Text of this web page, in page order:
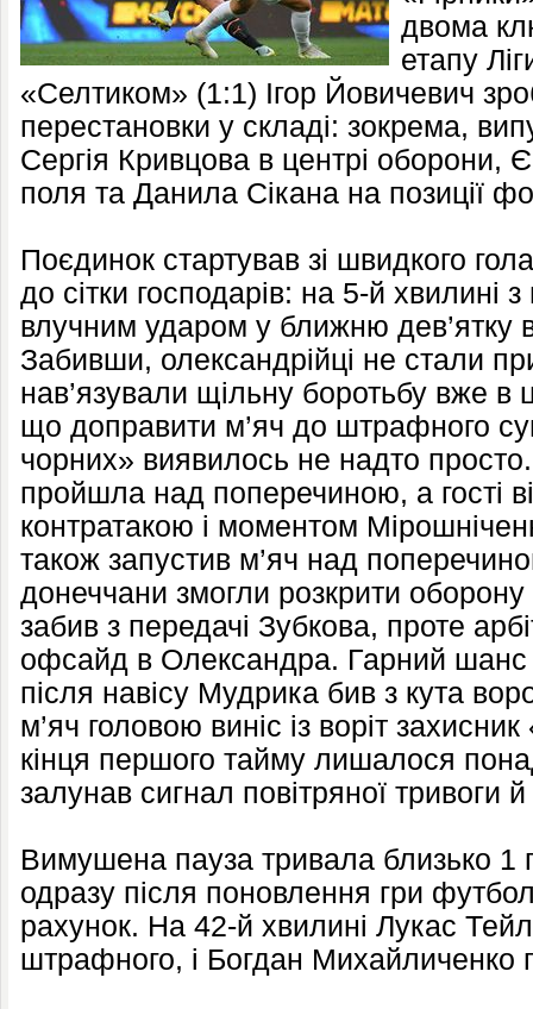
двома
етапу
«Селтиком» (1:1) Ігор Йовичевич
перестановки у складі: зокрема,
Сергія Кривцова в центрі оборони,
поля та Данила Сікана на позиції
Поєдинок стартував зі швидкого
до сітки господарів: на 5-й хвилині
влучним ударом у ближню дев’ятку
Забивши, олександрійці не стали
нав’язували щільну боротьбу вже в
що доправити м’яч до штрафного
чорних» виявилось не надто
пройшла над поперечиною, а гості
контратакою і моментом
також запустив м’яч над
донеччани змогли розкрити оборону
забив з передачі Зубкова, проте
офсайд в Олександра. Гарний шанс
після навісу Мудрика бив з кута
м’яч головою виніс із воріт
кінця першого тайму лишалося
залунав сигнал повітряної тривоги
Вимушена пауза тривала близько 1
одразу після поновлення гри
рахунок. На 42-й хвилині Лукас
штрафного, і Богдан Михайличенко